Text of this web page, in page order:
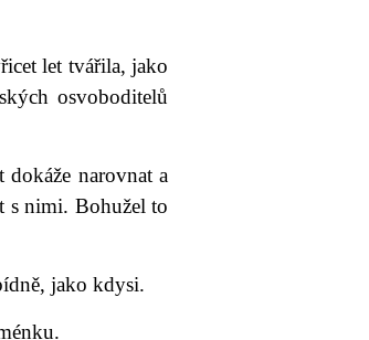
let tvářila, jako
osvoboditelů
dokáže narovnat a
s nimi. Bohužel to
jako kdysi.